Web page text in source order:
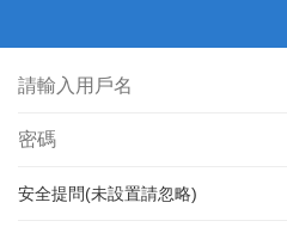
安全提問(未設置請忽略)